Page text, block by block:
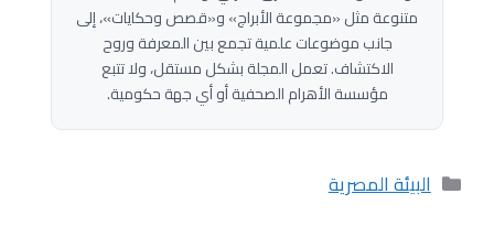
متنوعة مثل «مجموعة الأبراج» و«قصص وحكايات»، إلى
جانب موضوعات علمية تجمع بين المعرفة وروح
الاكتشاف. تعمل المجلة بشكل مستقل، ولا تتبع
مؤسسة الأهرام الصحفية أو أي جهة حكومية.
التصنيفات
البيئة المصرية